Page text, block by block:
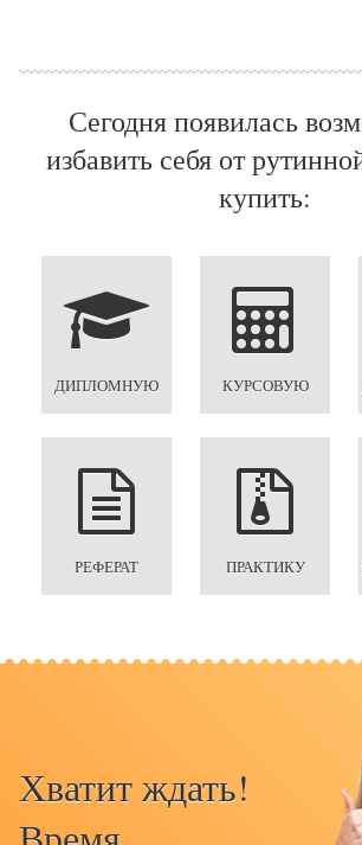
Сегодня появилась
избавить себя от
купить:
ДИПЛОМНУЮ КУРСОВУЮ
РЕФЕРАТ ПРАКТИКУ
Хватит ждать!